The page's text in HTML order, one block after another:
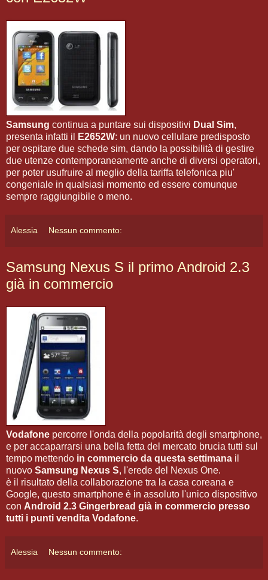
Samsung continua a puntare sui dispositivi Dual Sim,
presenta infatti il
E2652W: un nuovo cellulare predisposto
per ospitare due schede sim, dando la possibilità di gestire
due utenze contemporaneamente anche di diversi operatori,
per poter usufruire al meglio della tariffa telefonica piu'
congeniale in qualsiasi momento ed essere comunque
sempre raggiungibile o meno.
Alessia Nessun commento:
Samsung Nexus S il primo Android 2.3
già in commercio
Vodafone percorre l'onda della popolarità degli smartphone,
e per accaparrarsi una bella fetta del mercato brucia tutti sul
tempo mettendo in commercio da questa settimana il
nuovo Samsung Nexus S, l'erede del Nexus One.
è il risultato della collaborazione tra la casa coreana e
Google, questo smartphone è in assoluto l'unico dispositivo
con Android 2.3 Gingerbread già in commercio presso
tutti i punti vendita Vodafone.
Alessia Nessun commento: